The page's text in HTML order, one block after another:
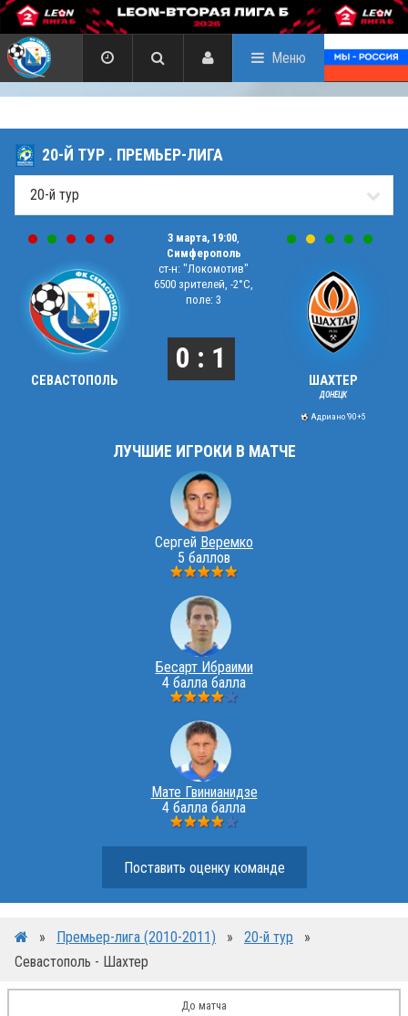
Меню
20-Й ТУР . ПРЕМЬЕР-ЛИГА
СЕВАСТОПОЛЬ
3 марта, 19:00
Симферополь
ст-н: "Локомотив"
6500 зрителей, -2°C,
поле: 3
0 : 1
ШАХТЕР
ДОНЕЦК
Адриано '90+5
ЛУЧШИЕ ИГРОКИ В МАТЧЕ
Сергей Веремко
5 баллов
Бесарт Ибраими
4 балла балла
Мате Гвинианидзе
4 балла балла
Поставить оценку команде
» Премьер-лига (2010-2011) » 20-й тур
»
Севастополь - Шахтер
До матча